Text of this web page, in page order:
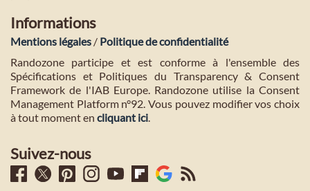
Informations
Mentions légales / Politique de confidentialité
Randozone participe et est conforme à l'ensemble des
Spécifications et Politiques du Transparency & Consent
Framework de l'IAB Europe. Randozone utilise la Consent
Management Platform n°92. Vous pouvez modifier vos choix
à tout moment en cliquant ici.
Suivez-nous